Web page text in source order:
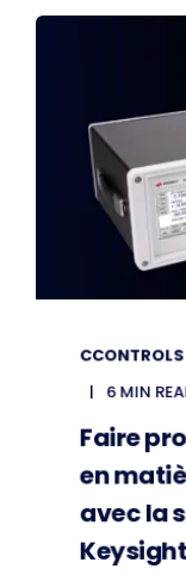
6 MIN
Faire
en
avec la
Keysight